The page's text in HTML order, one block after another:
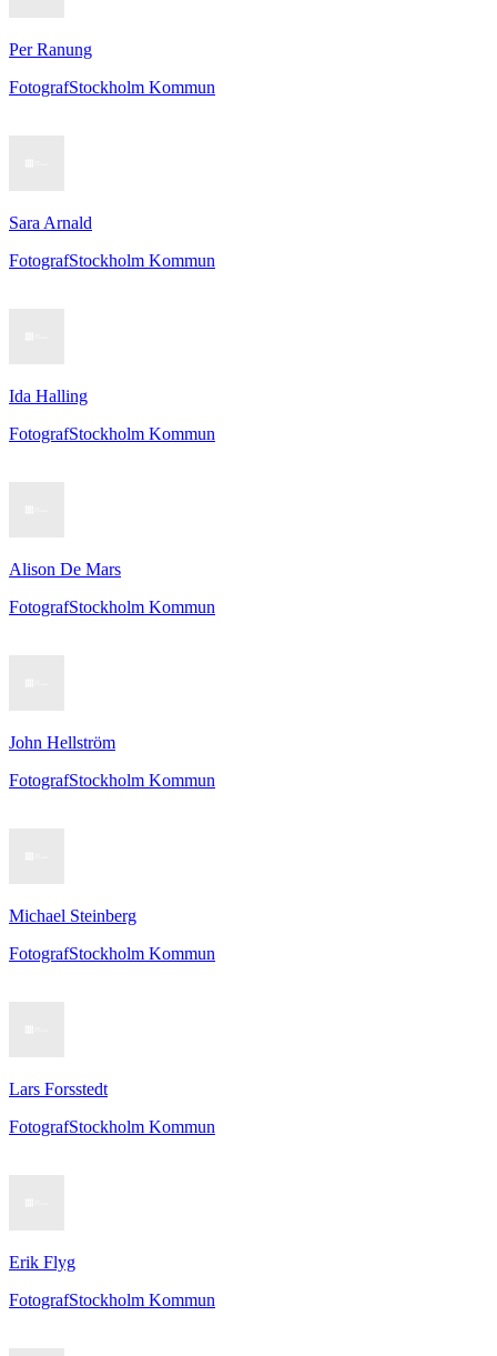
Per Ranung
FotografStockholm Kommun
Sara Arnald
FotografStockholm Kommun
Ida Halling
FotografStockholm Kommun
Alison De Mars
FotografStockholm Kommun
John Hellström
FotografStockholm Kommun
Michael Steinberg
FotografStockholm Kommun
Lars Forsstedt
FotografStockholm Kommun
Erik Flyg
FotografStockholm Kommun